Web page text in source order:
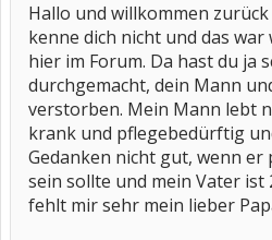
Inzwischen ist das Leben härter, der
Firma übernommen vom Vati, der
Tag ist wie der andere. Gestern
alles aus.
Seid lieb gegrüßt
Hallo und willkommen
kenne dich nicht und das
hier im Forum. Da hast du ja
durchgemacht, dein Mann
verstorben. Mein Mann lebt
krank und pflegebedürftig
Gedanken nicht gut, wenn er
sein sollte und mein Vater
fehlt mir sehr mein lieber